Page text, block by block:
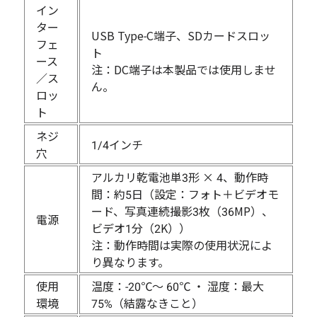
イン
ター
フェ
ース
／ス
ロッ
ト
USB Type-C端子、SDカードスロッ
ト
注：DC端子は本製品では使用しませ
ん。
ネジ
穴
1/4インチ
電源
アルカリ乾電池単3形 × 4、動作時
間：約5日（設定：フォト＋ビデオモ
ード、写真連続撮影3枚（36MP）、
ビデオ1分（2K））
注：動作時間は実際の使用状況によ
り異なります。
使用
環境
温度：-20℃〜 60℃ ・ 湿度：最大
75%（結露なきこと）